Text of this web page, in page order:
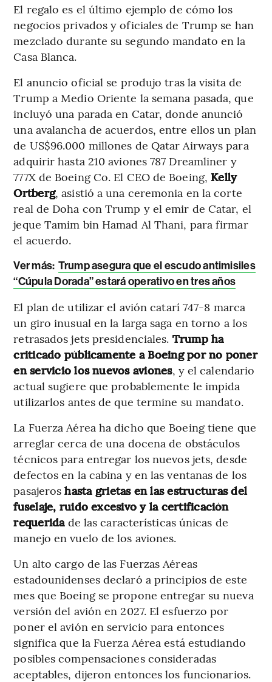
El regalo es el último ejemplo de cómo los
negocios privados y oficiales de Trump se han
mezclado durante su segundo mandato en la
Casa Blanca.
El anuncio oficial se produjo tras la visita de
Trump a Medio Oriente la semana pasada, que
incluyó una parada en Catar, donde anunció
una avalancha de acuerdos, entre ellos un plan
de US$96.000 millones de Qatar Airways para
adquirir hasta 210 aviones 787 Dreamliner y
777X de Boeing Co. El CEO de Boeing, Kelly
Ortberg, asistió a una ceremonia en la corte
real de Doha con Trump y el emir de Catar, el
jeque Tamim bin Hamad Al Thani, para firmar
el acuerdo.
Ver más: Trump asegura que el escudo antimisiles
“Cúpula Dorada” estará operativo en tres años
El plan de utilizar el avión catarí 747-8 marca
un giro inusual en la larga saga en torno a los
retrasados jets presidenciales. Trump ha
criticado públicamente a Boeing por no poner
en servicio los nuevos aviones, y el calendario
actual sugiere que probablemente le impida
utilizarlos antes de que termine su mandato.
La Fuerza Aérea ha dicho que Boeing tiene que
arreglar cerca de una docena de obstáculos
técnicos para entregar los nuevos jets, desde
defectos en la cabina y en las ventanas de los
pasajeroshasta grietas en las estructuras del
fuselaje, ruido excesivo y la certificación
requeridade las características únicas de
manejo en vuelo de los aviones.
Un alto cargo de las Fuerzas Aéreas
estadounidenses declaró a principios de este
mes que Boeing se propone entregar su nueva
versión del avión en 2027. El esfuerzo por
poner el avión en servicio para entonces
significa que la Fuerza Aérea está estudiando
posibles compensaciones consideradas
aceptables, dijeron entonces los funcionarios.